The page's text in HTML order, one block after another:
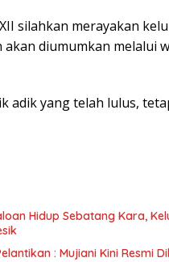
silahkan merayakan
diumumkan melalui
adik yang telah lulus,
Hidup Sebatang Kara,
: Mujiani Kini Resmi